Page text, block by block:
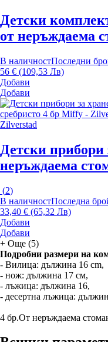
Детски
от неръждаема
В наличностПоследни
56 € (109,53 Лв)
Добави
Добави
Zilverstad
Детски
неръждаема
(2)
В наличностПоследна
33,40 € (65,32 Лв)
Добави
Добави
+ Още (5)
Подробни размери на
- Вилица: дължина 16 cm,
- нож: дължина 17 см,
- лъжица: дължина 16,
- десертна лъжица:
4 бр.От неръждаема